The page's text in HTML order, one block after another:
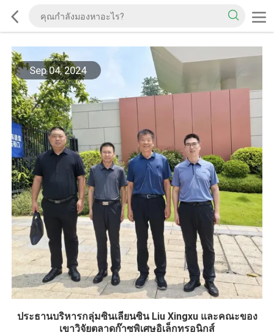
Sep 04, 2024
ประธานบริหารกลุ่มซินเลียนซิน Liu Xingxu และคณะของ
เขาวิจัยตลาดก๊าซพิเศษอิเล็กทรอนิกส์